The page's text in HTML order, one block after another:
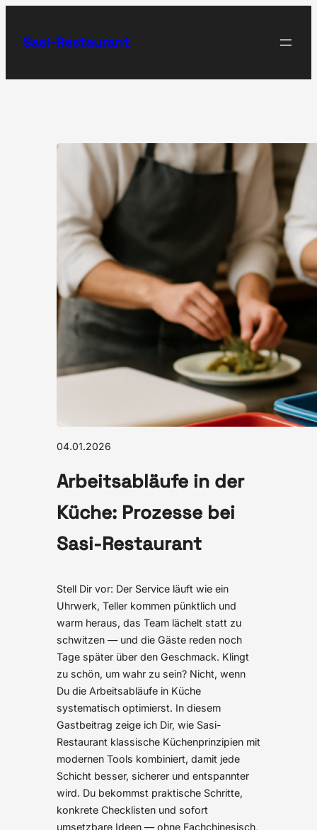
springen
Sasi-Restaurant
04.01.2026
Arbeitsabläufe in der
Küche: Prozesse bei
Sasi-Restaurant
Stell Dir vor: Der Service läuft wie ein
Uhrwerk, Teller kommen pünktlich und
warm heraus, das Team lächelt statt zu
schwitzen — und die Gäste reden noch
Tage später über den Geschmack. Klingt
zu schön, um wahr zu sein? Nicht, wenn
Du die Arbeitsabläufe in Küche
systematisch optimierst. In diesem
Gastbeitrag zeige ich Dir, wie Sasi-
Restaurant klassische Küchenprinzipien mit
modernen Tools kombiniert, damit jede
Schicht besser, sicherer und entspannter
wird. Du bekommst praktische Schritte,
konkrete Checklisten und sofort
umsetzbare Ideen — ohne Fachchinesisch,